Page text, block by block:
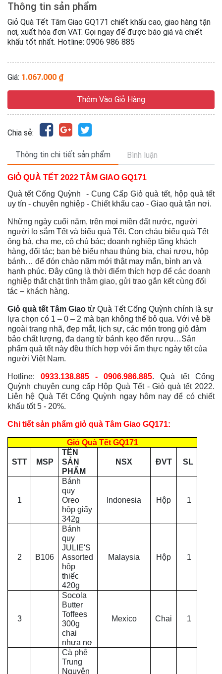
Thông tin sản phẩm
Giỏ Quà Tết Tâm Giao GQ171 chiết khấu cao, giao hàng tận
nơi, xuất hóa đơn VAT. Gọi ngay để được báo giá và chiết
khấu tốt nhất. Hotline: 0906 986 885
Giá: 1.067.000 ₫
Thêm Vào Giỏ Hàng
Chia sẻ:
Thông tin chi tiết sản phẩm Bình luận
GIỎ QUÀ TẾT 2022 TÂM GIAO GQ171
Quà tết Cống Quỳnh - Cung Cấp Giỏ quà tết, hộp quà tết
uy tín - chuyên nghiệp - Chiết khấu cao - Giao quà tận nơi.
Những ngày cuối năm, trên mọi miền đất nước, người
người lo sắm Tết và biếu quà Tết. Con cháu biếu quà Tết
ông bà, cha mẹ, cô chú bác; doanh nghiệp tặng khách
hàng, đối tác; bạn bè biếu nhau thùng bia, chai rượu, hộp
bánh… để đón chào năm mới thật may mắn, bình an và
hạnh phúc. Đây cũng là thời điểm thích hợp để các doanh
nghiệp thắt chặt tình thâm giao, gửi trao gắn kết cùng đối
tác – khách hàng.
Giỏ quà tết Tâm Giao từ Quà Tết Cống Quỳnh chính là sự
lựa chọn có 1 – 0 – 2 mà bạn không thể bỏ qua. Với vẻ bề
ngoài trang nhã, đẹp mắt, lịch sự, các món trong giỏ đảm
bảo chất lượng, đa dạng từ bánh kẹo đến rượu…Sản
phẩm quà tết này đều thích hợp với ẩm thực ngày tết của
người Việt Nam.
Hotline: 0933.138.885 - 0906.986.885. Quà tết Cống
Quỳnh chuyên cung cấp Hộp Quà Tết - Giỏ quà tết 2022.
Liên hệ Quà Tết Cống Quỳnh ngay hôm nay để có chiết
khấu tốt 5 - 20%.
Chi tiết sản phẩm giỏ quà Tâm Giao GQ171:
Giỏ Quà Tết GQ171
STT MSP
TÊN
SẢN
PHẨM
NSX ĐVT SL
1
Bánh
quy
Oreo
hộp giấy
342g
Indonesia Hộp 1
2 B106
Bánh
quy
JULIE'S
Assorted
hộp
thiếc
420g
Malaysia Hộp 1
3
Socola
Butter
Toffees
300g
chai
nhựa nơ
Mexico Chai 1
Cà phê
Trung
Nguyên